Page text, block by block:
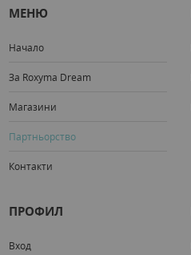
МЕНЮ
Начало
За Roxyma Dream
Магазини
Партньорство
Контакти
ПРОФИЛ
Вход